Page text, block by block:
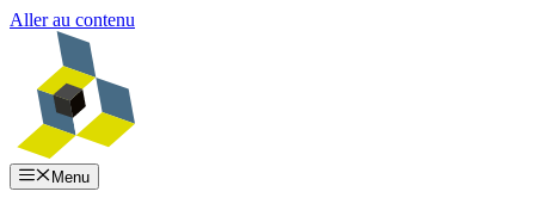
Aller au contenu
Menu